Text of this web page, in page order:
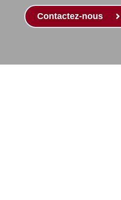
Contactez-nous